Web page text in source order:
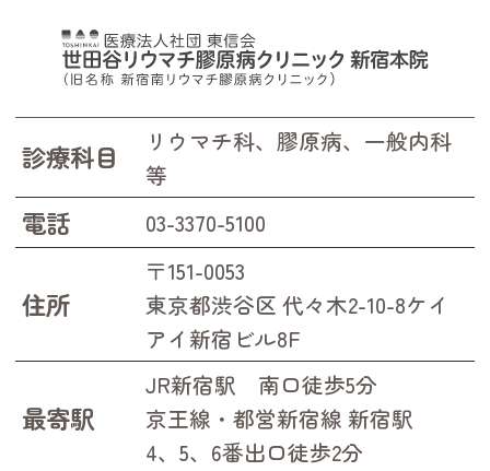
診療科目
リウマチ科、膠原病、一般内科
等
電話 03-3370-5100
住所
〒151-0053
東京都渋谷区 代々木2-10-8ケイ
アイ新宿ビル8F
最寄駅
JR新宿駅 南口徒歩5分
京王線・都営新宿線 新宿駅
4、5、6番出口徒歩2分